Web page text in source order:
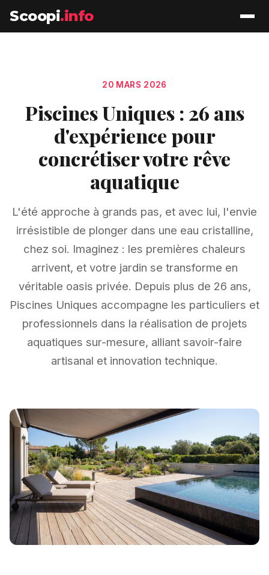
Scoopi.info
20 MARS 2026
Piscines Uniques : 26 ans
d'expérience pour
concrétiser votre rêve
aquatique
L'été approche à grands pas, et avec lui, l'envie
irrésistible de plonger dans une eau cristalline,
chez soi. Imaginez : les premières chaleurs
arrivent, et votre jardin se transforme en
véritable oasis privée. Depuis plus de 26 ans,
Piscines Uniques accompagne les particuliers et
professionnels dans la réalisation de projets
aquatiques sur-mesure, alliant savoir-faire
artisanal et innovation technique.